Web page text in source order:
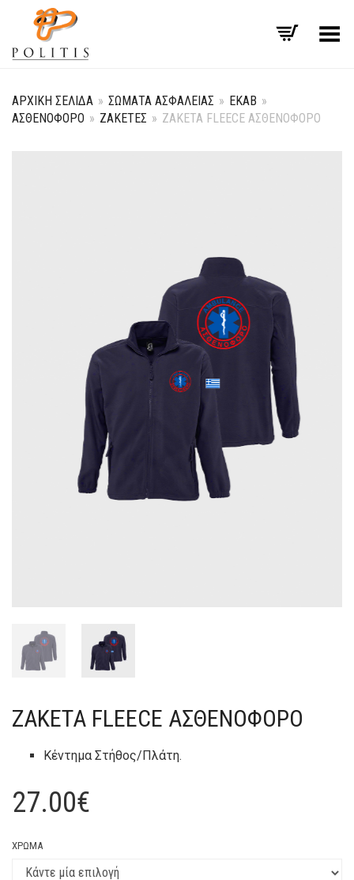
Εναλλαγή μενού
ΑΡΧΙΚΉ ΣΕΛΊΔΑ » ΣΏΜΑΤΑ ΑΣΦΑΛΕΊΑΣ » ΕΚΑΒ »
ΑΣΘΕΝΟΦΟΡΟ » ΖΑΚΈΤΕΣ » ΖΑΚΈΤΑ FLEECE ΑΣΘΕΝΟΦΌΡΟ
ΖΑΚΈΤΑ FLEECE ΑΣΘΕΝΟΦΌΡΟ
Κέντημα Στήθος/Πλάτη.
27.00€
ΧΡΏΜΑ